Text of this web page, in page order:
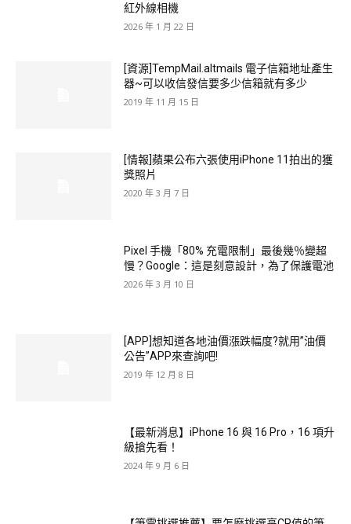
紅外線相機
2026 年 1 月 22 日
[資源]TempMail.altmails 電子信箱地址產生
器~可以收信發信要多少信箱就有多少
2019 年 11 月 15 日
[情報]蘋果公布六張使用iPhone 11拍出的獲
獎照片
2020 年 3 月 7 日
Pixel 手機「80% 充電限制」最後幾％變超
慢？Google：這是刻意設計，為了保護電池
2026 年 3 月 10 日
[APP]想知道各地油價漲跌幅度?就用”油價
公告”APP來查詢吧!
2019 年 12 月 8 日
【最新消息】iPhone 16 與 16 Pro，16 項升
級搶先看！
2024 年 9 月 6 日